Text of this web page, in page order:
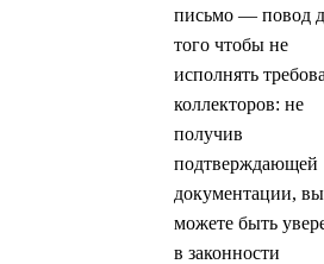
письмо — повод
того чтобы не
исполнять
коллекторов: не
получив
подтверждающей
документации,
можете быть
в законности